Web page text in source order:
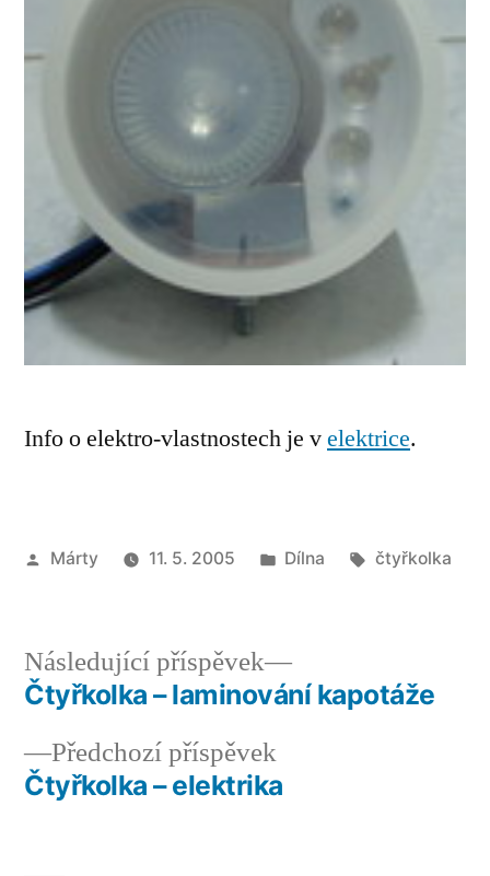
Info o elektro-vlastnostech je velektrice.
Autor
Márty 11. 5. 2005
Publikováno
Dílna Štítky:
čtyřkolka
Navigace
pro
příspěvek
Předchozí příspěvekPředchozí
příspěvek:
Čtyřkolka – elektrika
Následující příspěvek
Následující
příspěvek:
Čtyřkolka – laminování kapotáže